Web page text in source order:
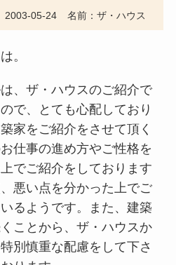
2003-05-24 名前：ザ・ハウス
。
、ザ・ハウスのご紹介で
で、とても心配しており
家をご紹介をさせて頂く
仕事の進め方やご性格を
でご紹介をしております
悪い点を分かった上でご
るようです。また、建築
ことから、ザ・ハウスか
別慎重な配慮をして下さ